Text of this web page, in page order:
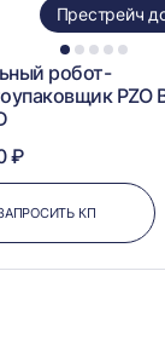
1 2 3 4 5
Престрейч
робот-
PZO
₽
КП